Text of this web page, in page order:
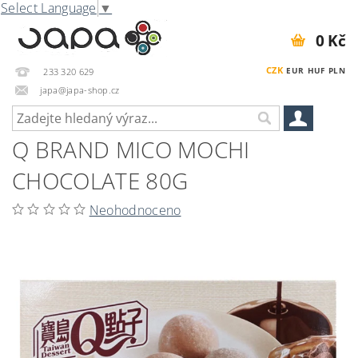
Select Language ▼
233 320 629
japa@japa-shop.cz
CZK EUR HUF PLN
0 Kč
Q BRAND MICO MOCHI
CHOCOLATE 80G
Neohodnoceno